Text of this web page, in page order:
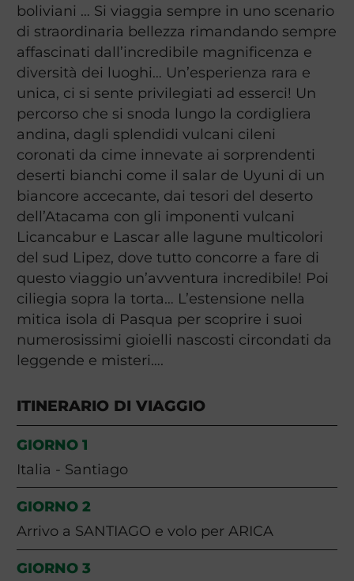
boliviani … Si viaggia sempre in uno scenario
di straordinaria bellezza rimandando sempre
affascinati dall’incredibile magnificenza e
diversità dei luoghi… Un’esperienza rara e
unica, ci si sente privilegiati ad esserci! Un
percorso che si snoda lungo la cordigliera
andina, dagli splendidi vulcani cileni
coronati da cime innevate ai sorprendenti
deserti bianchi come il salar de Uyuni di un
biancore accecante, dai tesori del deserto
dell’Atacama con gli imponenti vulcani
Licancabur e Lascar alle lagune multicolori
del sud Lipez, dove tutto concorre a fare di
questo viaggio un’avventura incredibile! Poi
ciliegia sopra la torta… L’estensione nella
mitica isola di Pasqua per scoprire i suoi
numerosissimi gioielli nascosti circondati da
leggende e misteri….
ITINERARIO DI VIAGGIO
GIORNO 1
Italia - Santiago
GIORNO 2
Arrivo a SANTIAGO e volo per ARICA
GIORNO 3